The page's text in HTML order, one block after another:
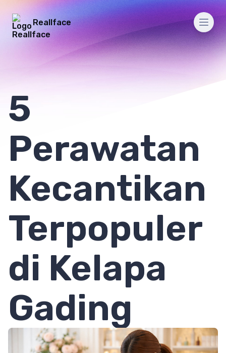
Reallface
5
Perawatan
Kecantikan
Terpopuler
di Kelapa
Gading